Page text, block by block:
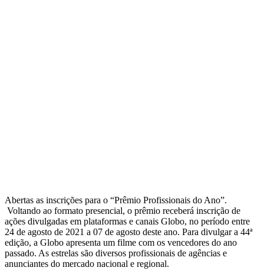
Abertas as inscrições para o “Prêmio Profissionais do Ano”.
Voltando ao formato presencial, o prêmio receberá inscrição de
ações divulgadas em plataformas e canais Globo, no período entre
24 de agosto de 2021 a 07 de agosto deste ano. Para divulgar a 44ª
edição, a Globo apresenta um filme com os vencedores do ano
passado. As estrelas são diversos profissionais de agências e
anunciantes do mercado nacional e regional.